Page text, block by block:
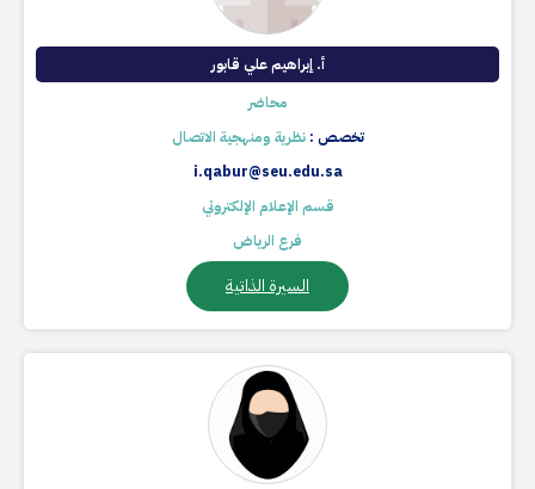
أ. إبراهيم علي قابور
محاضر
تخصص :نظرية ومنهجية الاتصال
i.qabur@seu.edu.sa
قسم الإعلام الإلكتروني
فرع الرياض
السيرة الذاتية